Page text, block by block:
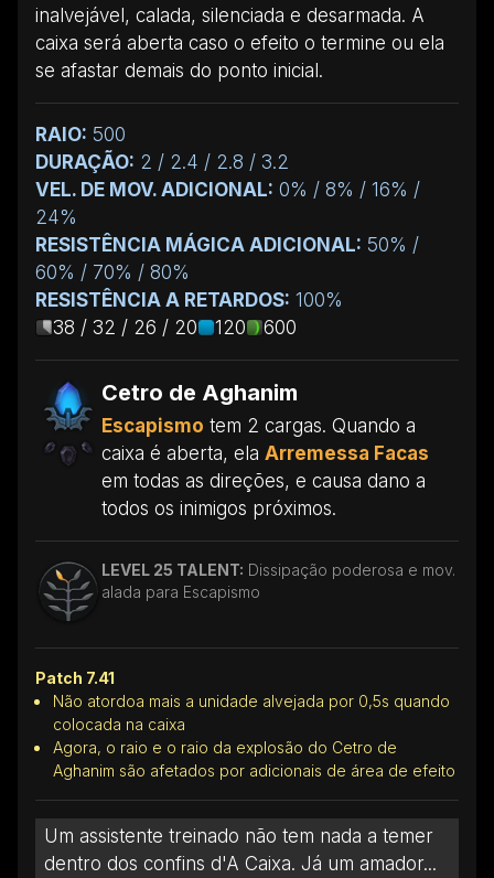
inalvejável, calada, silenciada e desarmada. A
caixa será aberta caso o efeito o termine ou ela
se afastar demais do ponto inicial.
RAIO: 500
DURAÇÃO: 2 / 2.4 / 2.8 / 3.2
VEL. DE MOV. ADICIONAL: 0% / 8% / 16% /
24%
RESISTÊNCIA MÁGICA ADICIONAL: 50% /
60% / 70% / 80%
RESISTÊNCIA A RETARDOS: 100%
38 / 32 / 26 / 20
120 600
Cetro de Aghanim
Escapismo tem 2 cargas. Quando a
caixa é aberta, ela Arremessa Facas
em todas as direções, e causa dano a
todos os inimigos próximos.
LEVEL 25 TALENT: Dissipação poderosa e mov.
alada para Escapismo
Patch 7.41
Não atordoa mais a unidade alvejada por 0,5s quando
colocada na caixa
Agora, o raio e o raio da explosão do Cetro de
Aghanim são afetados por adicionais de área de efeito
Um assistente treinado não tem nada a temer
dentro dos confins d'A Caixa. Já um amador...